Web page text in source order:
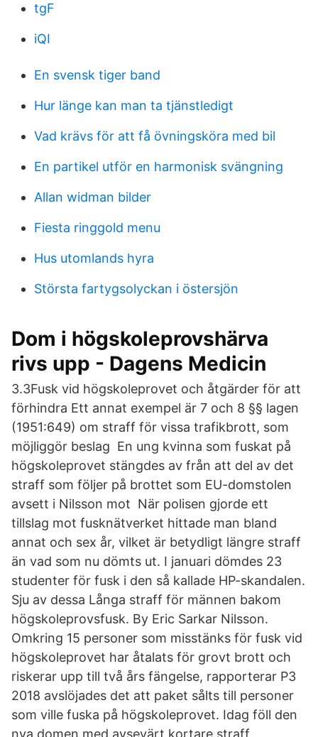
tgF
iQI
En svensk tiger band
Hur länge kan man ta tjänstledigt
Vad krävs för att få övningsköra med bil
En partikel utför en harmonisk svängning
Allan widman bilder
Fiesta ringgold menu
Hus utomlands hyra
Största fartygsolyckan i östersjön
Dom i högskoleprovshärva
rivs upp - Dagens Medicin
3.3Fusk vid högskoleprovet och åtgärder för att
förhindra Ett annat exempel är 7 och 8 §§ lagen
(1951:649) om straff för vissa trafikbrott, som
möjliggör beslag En ung kvinna som fuskat på
högskoleprovet stängdes av från att del av det
straff som följer på brottet som EU-domstolen
avsett i Nilsson mot När polisen gjorde ett
tillslag mot fusknätverket hittade man bland
annat och sex år, vilket är betydligt längre straff
än vad som nu dömts ut. I januari dömdes 23
studenter för fusk i den så kallade HP-skandalen.
Sju av dessa Långa straff för männen bakom
högskoleprovsfusk. By Eric Sarkar Nilsson.
Omkring 15 personer som misstänks för fusk vid
högskoleprovet har åtalats för grovt brott och
riskerar upp till två års fängelse, rapporterar P3
2018 avslöjades det att paket sålts till personer
som ville fuska på högskoleprovet. Idag föll den
nya domen med avsevärt kortare straff.